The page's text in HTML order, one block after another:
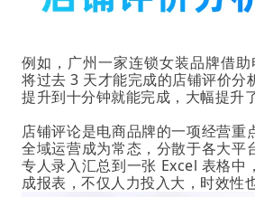
例如，广州一家连锁女装品牌借助
将过去 3 天才能完成的店铺评价分
提升到十分钟就能完成， 大幅提升
店铺评论是电商品牌的一项经营重
全域运营成为常态，分散于各大平
专人录入汇总到一张 Excel 表格中
成报表，不仅人力投入大，时效性也